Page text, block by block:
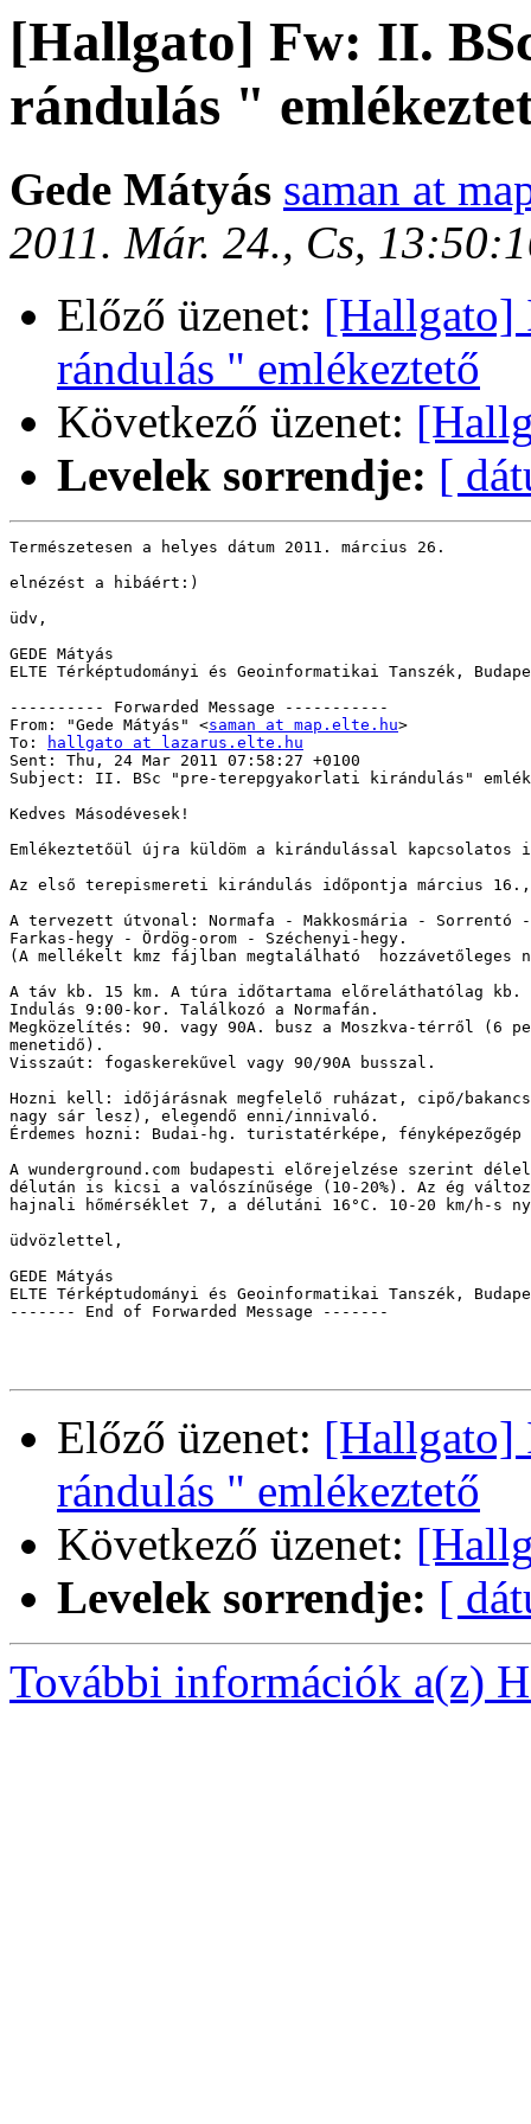
[Hallgato] Fw: II.
rándulás "
Gede Mátyás saman at
2011. Már. 24., Cs,
Előző üzenet: [Hallgato]
rándulás " emlékeztető
Következő üzenet:
Levelek sorrendje: [
Természetesen a helyes dátum 2011. március 26.
elnézést a hibáért:)
üdv,
GEDE Mátyás
ELTE Térképtudományi és Geoinformatikai Tanszék,
---------- Forwarded Message -----------
From: "Gede Mátyás" <saman at map.elte.hu>
To:
hallgato at lazarus.elte.hu
Sent: Thu, 24 Mar 2011 07:58:27 +0100
Subject: II. BSc "pre-terepgyakorlati kirándulás"
Kedves Másodévesek!
Emlékeztetőül újra küldöm a kirándulással kapcsolatos
Az első terepismereti kirándulás időpontja március 16.,
A tervezett útvonal: Normafa - Makkosmária - Sorrentó
Farkas-hegy - Ördög-orom - Széchenyi-hegy.
(A mellékelt kmz fájlban megtalálható  hozzávetőleges
A táv kb. 15 km. A túra időtartama előreláthatólag kb.
Indulás 9:00-kor. Találkozó a Normafán.
Megközelítés: 90. vagy 90A. busz a Moszkva-térről (6
menetidő).
Visszaút: fogaskerekűvel vagy 90/90A busszal.
Hozni kell: időjárásnak megfelelő ruházat, cipő/
nagy sár lesz), elegendő enni/innivaló.
Érdemes hozni: Budai-hg. turistatérképe,
A wunderground.com budapesti előrejelzése szerint
délután is kicsi a valószínűsége (10-20%). Az ég
hajnali hőmérséklet 7, a délutáni 16°C. 10-20 km/h-s
üdvözlettel,
GEDE Mátyás
ELTE Térképtudományi és Geoinformatikai Tanszék,
------- End of Forwarded Message -------
Előző üzenet: [Hallgato]
rándulás " emlékeztető
Következő üzenet:
Levelek sorrendje: [
További információk a(z)